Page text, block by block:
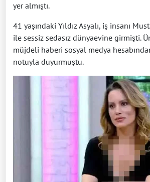
yer almıştı.
41 yaşındaki Yıldız Asyalı, iş insanı
ile sessiz sedasız dünyaevine girmişti.
müjdeli haberi sosyal medya
notuyla duyurmuştu.